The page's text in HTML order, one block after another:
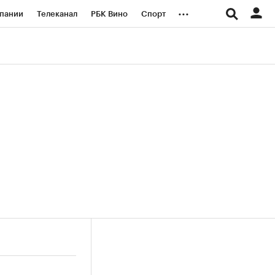
Телеканал РБК Вино Спорт ...